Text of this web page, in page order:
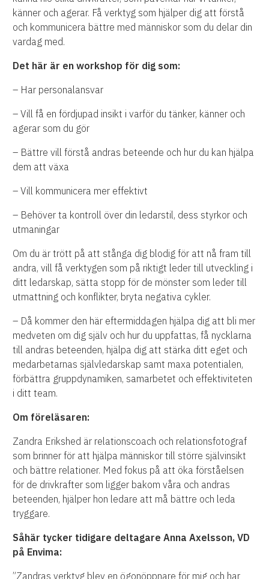
känner och agerar. Få verktyg som hjälper dig att förstå
och kommunicera bättre med människor som du delar din
vardag med.
Det här är en workshop för dig som:
– Har personalansvar
– Vill få en fördjupad insikt i varför du tänker, känner och
agerar som du gör
– Bättre vill förstå andras beteende och hur du kan hjälpa
dem att växa
– Vill kommunicera mer effektivt
– Behöver ta kontroll över din ledarstil, dess styrkor och
utmaningar
Om du är trött på att stånga dig blodig för att nå fram till
andra, vill få verktygen som på riktigt leder till utveckling i
ditt ledarskap, sätta stopp för de mönster som leder till
utmattning och konflikter, bryta negativa cykler.
– Då kommer den här eftermiddagen hjälpa dig att bli mer
medveten om dig själv och hur du uppfattas, få nycklarna
till andras beteenden, hjälpa dig att stärka ditt eget och
medarbetarnas självledarskap samt maxa potentialen,
förbättra gruppdynamiken, samarbetet och effektiviteten
i ditt team.
Om föreläsaren:
Zandra Erikshed är relationscoach och relationsfotograf
som brinner för att hjälpa människor till större självinsikt
och bättre relationer. Med fokus på att öka förståelsen
för de drivkrafter som ligger bakom våra och andras
beteenden, hjälper hon ledare att må bättre och leda
tryggare.
Såhär tycker tidigare deltagare Anna Axelsson, VD
på Envima:
”Zandras verktyg blev en ögonöppnare för mig och har